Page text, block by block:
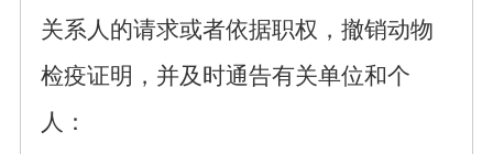
关系人的请求或者依据职权，撤销动物
检疫证明，并及时通告有关单位和个
人：